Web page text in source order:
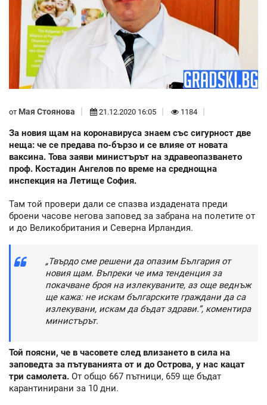
от Мая Стоянова 21.12.2020 16:05 1184
За новия щам на коронавируса знаем със сигурност две
неща: че се предава по-бързо и се влияе от новата
ваксина. Това заяви министърът на здравеопазването
проф. Костадин Ангелов по време на среднощна
инспекция на Летище София.
Там той провери дали се спазва издадената преди
броени часове негова заповед за забрана на полетите от
и до Великобритания и Северна Ирландия.
„Твърдо сме решени да опазим България от
новия щам. Въпреки че има тенденция за
покачване броя на излекуваните, аз още веднъж
ще кажа: не искам българските граждани да са
излекувани, искам да бъдат здрави.”, коментира
министърът.
Той поясни, че в часовете след влизането в сила на
заповедта за пътуванията от и до Острова, у нас кацат
три самолета. От общо 667 пътници, 659 ще бъдат
карантинирани за 10 дни.